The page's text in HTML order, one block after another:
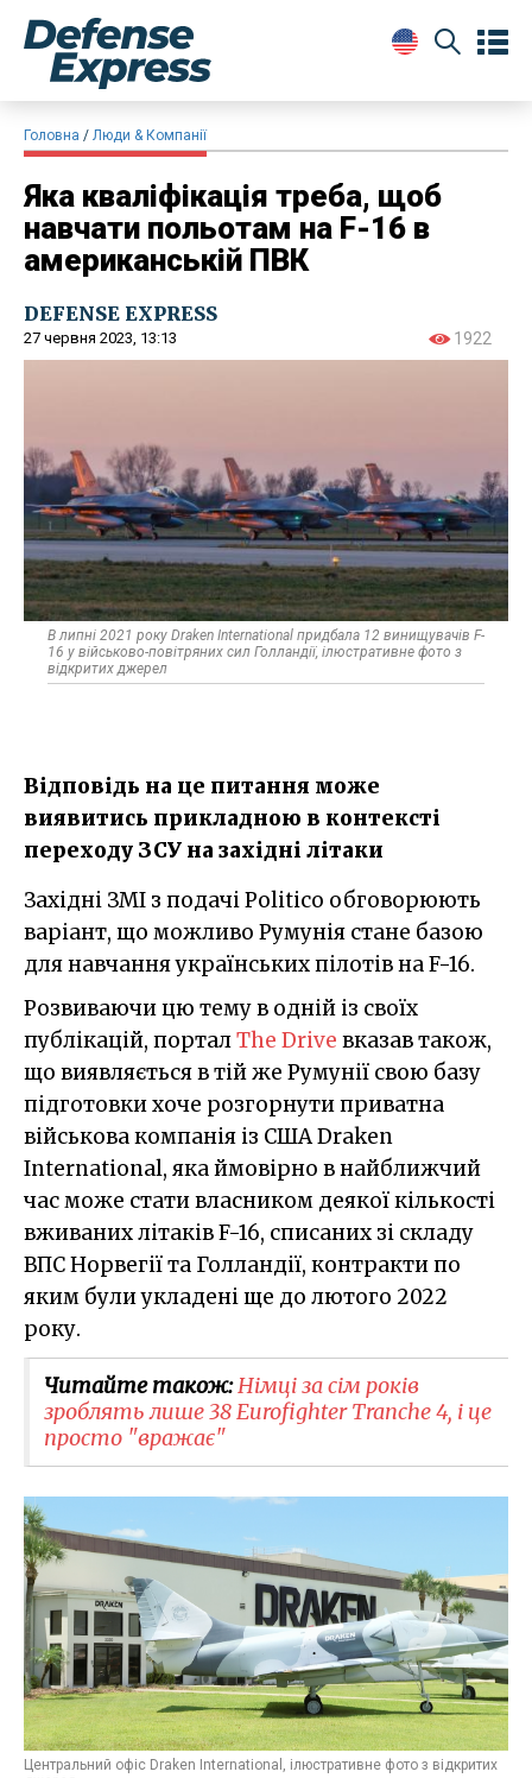
Головна Люди & Компанії
Яка кваліфікація треба, щоб
навчати польотам на F-16 в
американській ПВК
DEFENSE EXPRESS
27 червня 2023, 13:13 1922
В липні 2021 року Draken International придбала 12 винищувачів F-
16 у військово-повітряних сил Голландії, ілюстративне фото з
відкритих джерел
Відповідь на це питання може
виявитись прикладною в контексті
переходу ЗСУ на західні літаки
Західні ЗМІ з подачі Politico обговорюють
варіант, що можливо Румунія стане базою
для навчання українських пілотів на F-16.
Розвиваючи цю тему в одній із своїх
публікацій, порталThe Drive вказав також,
що виявляється в тій же Румунії свою базу
підготовки хоче розгорнути приватна
військова компанія із США Draken
International, яка ймовірно в найближчий
час може стати власником деякої кількості
вживаних літаків F-16, списаних зі складу
ВПС Норвегії та Голландії, контракти по
яким були укладені ще до лютого 2022
року.
Читайте також:Німці за сім років
зроблять лише 38 Eurofighter Tranche 4, і це
просто "вражає"
Центральний офіс Draken International, ілюстративне фото з відкритих